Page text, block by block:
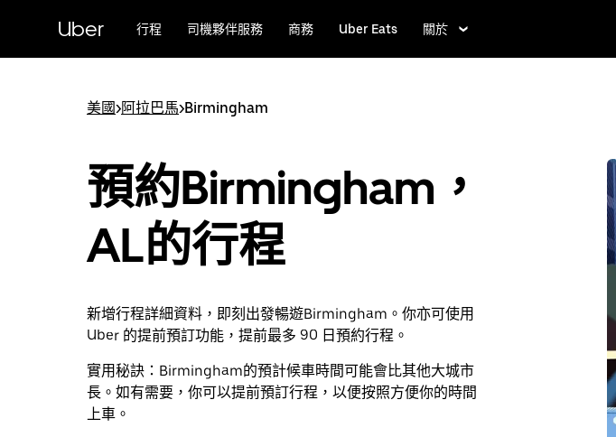
Uber 行程 司機夥伴服務 商務 Uber Eats 關於
美國>阿拉巴馬>Birmingham
預約Birmingham，
AL的行程
新增行程詳細資料，即刻出發暢遊Birmingham。你亦可使用
Uber 的提前預訂功能，提前最多 90 日預約行程。
實用秘訣： Birmingham的預計候車時間可能會比其他大城市
長。如有需要，你可以提前預訂行程，以便按照方便你的時間
上車。